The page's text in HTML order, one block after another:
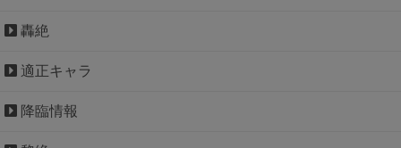
轟絶
適正キャラ
降臨情報